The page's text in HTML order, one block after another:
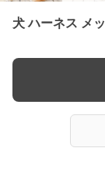
犬 ハーネス メ